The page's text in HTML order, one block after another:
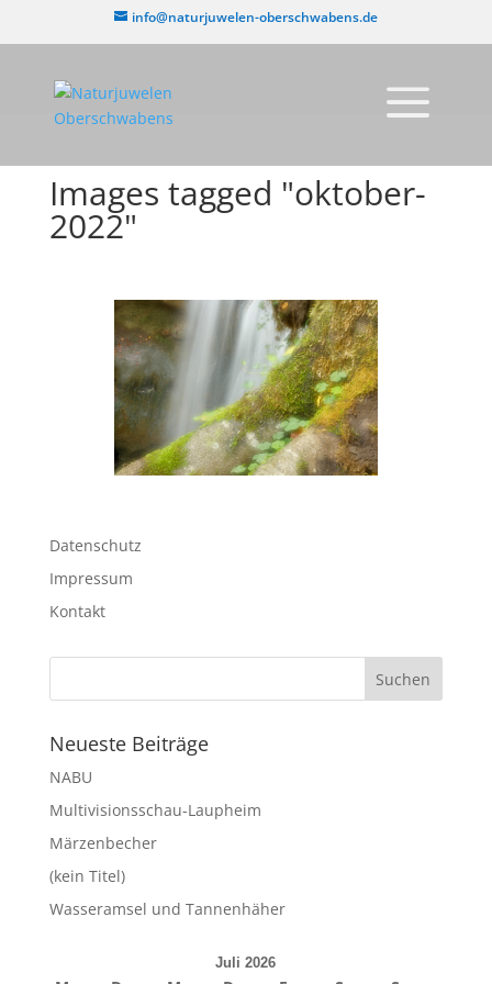
info@naturjuwelen-oberschwabens.de
Images tagged "oktober-
2022"
Datenschutz
Impressum
Kontakt
Neueste Beiträge
NABU
Multivisionsschau-Laupheim
Märzenbecher
(kein Titel)
Wasseramsel und Tannenhäher
Juli 2026